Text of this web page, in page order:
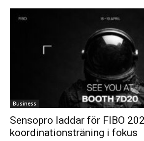
Business
Sensopro laddar för FIBO
koordinations­träning i fokus